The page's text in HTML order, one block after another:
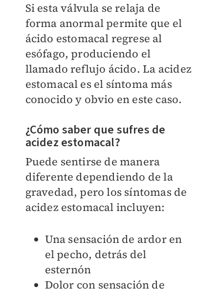
Si esta válvula se relaja de
forma anormal permite que el
ácido estomacal regrese al
esófago, produciendo el
llamado reflujo ácido. La acidez
estomacal es el síntoma más
conocido y obvio en este caso.
¿Cómo saber que sufres de
acidez estomacal?
Puede sentirse de manera
diferente dependiendo de la
gravedad, pero los síntomas de
acidez estomacal incluyen:
Una sensación de ardor en
el pecho, detrás del
esternón
Dolor con sensación de